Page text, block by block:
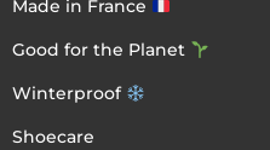
Made in France
Good for the Planet
Winterproof
Shoecare